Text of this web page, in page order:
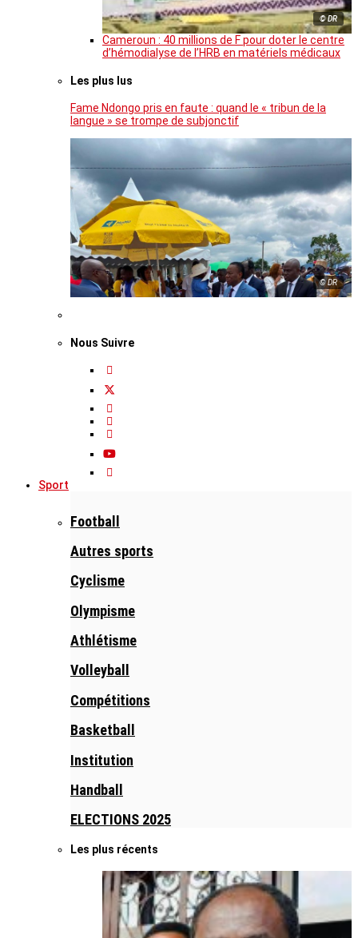
© DR
Cameroun : 40 millions de F pour doter le centre
d’hémodialyse de l’HRB en matériels médicaux
Les plus lus
Fame Ndongo pris en faute : quand le « tribun de la
langue » se trompe de subjonctif
© DR
Nous Suivre
Sport
Football
Autres sports
Cyclisme
Olympisme
Athlétisme
Volleyball
Compétitions
Basketball
Institution
Handball
ELECTIONS 2025
Les plus récents